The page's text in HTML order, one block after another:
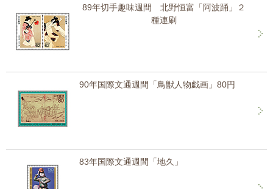
89年切手趣味週間 北野恒富「阿波踊」２
種連刷
90年国際文通週間「鳥獣人物戯画」80円
83年国際文通週間「地久」